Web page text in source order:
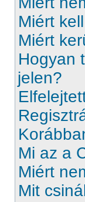
Miért
Miért
Hogyan
jelen?
Mi az a
Miért
Mit